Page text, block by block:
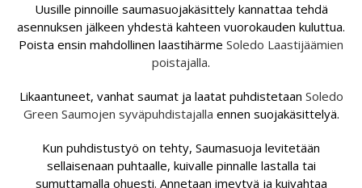
Uusille pinnoille saumasuojakäsittely kannattaa tehdä
asennuksen jälkeen yhdestä kahteen vuorokauden kuluttua.
Poista ensin mahdollinen laastihärme Soledo Laastijäämien
poistajalla.
Likaantuneet, vanhat saumat ja laatat puhdistetaan Soledo
Green Saumojen syväpuhdistajalla ennen suojakäsittelyä.
Kun puhdistustyö on tehty, Saumasuoja levitetään
sellaisenaan puhtaalle, kuivalle pinnalle lastalla tai
sumuttamalla ohuesti. Annetaan imeytyä ja kuivahtaa